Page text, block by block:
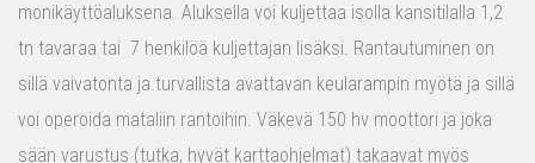
monikäyttöaluksena. Aluksella voi kuljettaa isolla kansitilalla 1,2
tn tavaraa tai 7 henkilöä kuljettajan lisäksi. Rantautuminen on
sillä vaivatonta ja turvallista avattavan keularampin myötä ja sillä
voi operoida mataliin rantoihin. Väkevä 150 hv moottori ja joka
sään varustus (tutka, hyvät karttaohjelmat) takaavat myös